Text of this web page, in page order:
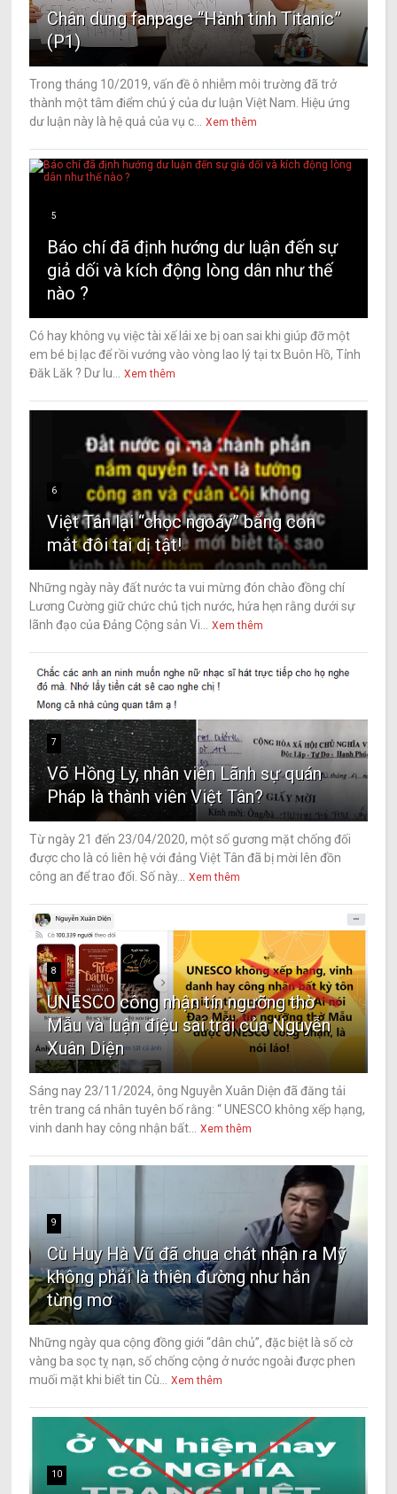
Chân dung fanpage “Hành tinh Titanic”
(P1)
Trong tháng 10/2019, vấn đề ô nhiễm môi trường đã trở
thành một tâm điểm chú ý của dư luận Việt Nam. Hiệu ứng
dư luận này là hệ quả của vụ c...
Xem thêm
5
Báo chí đã định hướng dư luận đến sự
giả dối và kích động lòng dân như thế
nào ?
Có hay không vụ việc tài xế lái xe bị oan sai khi giúp đỡ một
em bé bị lạc để rồi vướng vào vòng lao lý tại tx Buôn Hồ, Tỉnh
Đăk Lăk ? Dư lu...
Xem thêm
6
Việt Tân lại “chọc ngoáy” bằng con
mắt đôi tai dị tật!
Những ngày này đất nước ta vui mừng đón chào đồng chí
Lương Cường giữ chức chủ tịch nước, hứa hẹn rằng dưới sự
lãnh đạo của Đảng Cộng sản Vi...
Xem thêm
7
Võ Hồng Ly, nhân viên Lãnh sự quán
Pháp là thành viên Việt Tân?
Từ ngày 21 đến 23/04/2020, một số gương mặt chống đối
được cho là có liên hệ với đảng Việt Tân đã bị mời lên đồn
công an để trao đổi. Số này...
Xem thêm
8
UNESCO công nhận tín ngưỡng thờ
Mẫu và luận điệu sai trái của Nguyễn
Xuân Diện
Sáng nay 23/11/2024, ông Nguyễn Xuân Diện đã đăng tải
trên trang cá nhân tuyên bố rằng: “ UNESCO không xếp hạng,
vinh danh hay công nhận bất...
Xem thêm
9
Cù Huy Hà Vũ đã chua chát nhận ra Mỹ
không phải là thiên đường như hắn
từng mơ
Những ngày qua cộng đồng giới “dân chủ”, đặc biệt là số cờ
vàng ba sọc tỵ nạn, số chống cộng ở nước ngoài được phen
muối mặt khi biết tin Cù...
Xem thêm
10